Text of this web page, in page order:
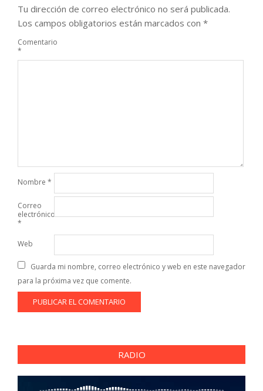
Tu dirección de correo electrónico no será publicada.
Los campos obligatorios están marcados con *
Comentario
*
Nombre *
Correo
electrónico
*
Web
Guarda mi nombre, correo electrónico y web en este navegador
para la próxima vez que comente.
RADIO